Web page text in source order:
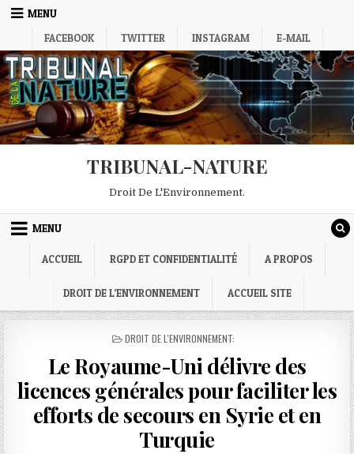
Skip
MENU
FACEBOOK
TWITTER INSTAGRAM E-MAIL
TRIBUNAL-NATURE
Droit De L'Environnement.
MENU
ACCUEIL RGPD ET CONFIDENTIALITÉ A PROPOS
DROIT DE L’ENVIRONNEMENT ACCUEIL SITE
POSTED
DROIT DE L'ENVIRONNEMENT:
Le Royaume-Uni délivre des
licences générales pour faciliter les
efforts de secours en Syrie et en
Turquie